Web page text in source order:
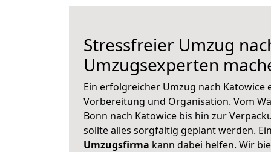
Stressfreier Umzug
Umzugsexperten
Ein erfolgreicher Umzug nach
Vorbereitung und Organisation. Vom
Bonn nach Katowice bis hin zur
sollte alles sorgfältig geplant werden.
Umzugsfirma kann dabei helfen. Wir